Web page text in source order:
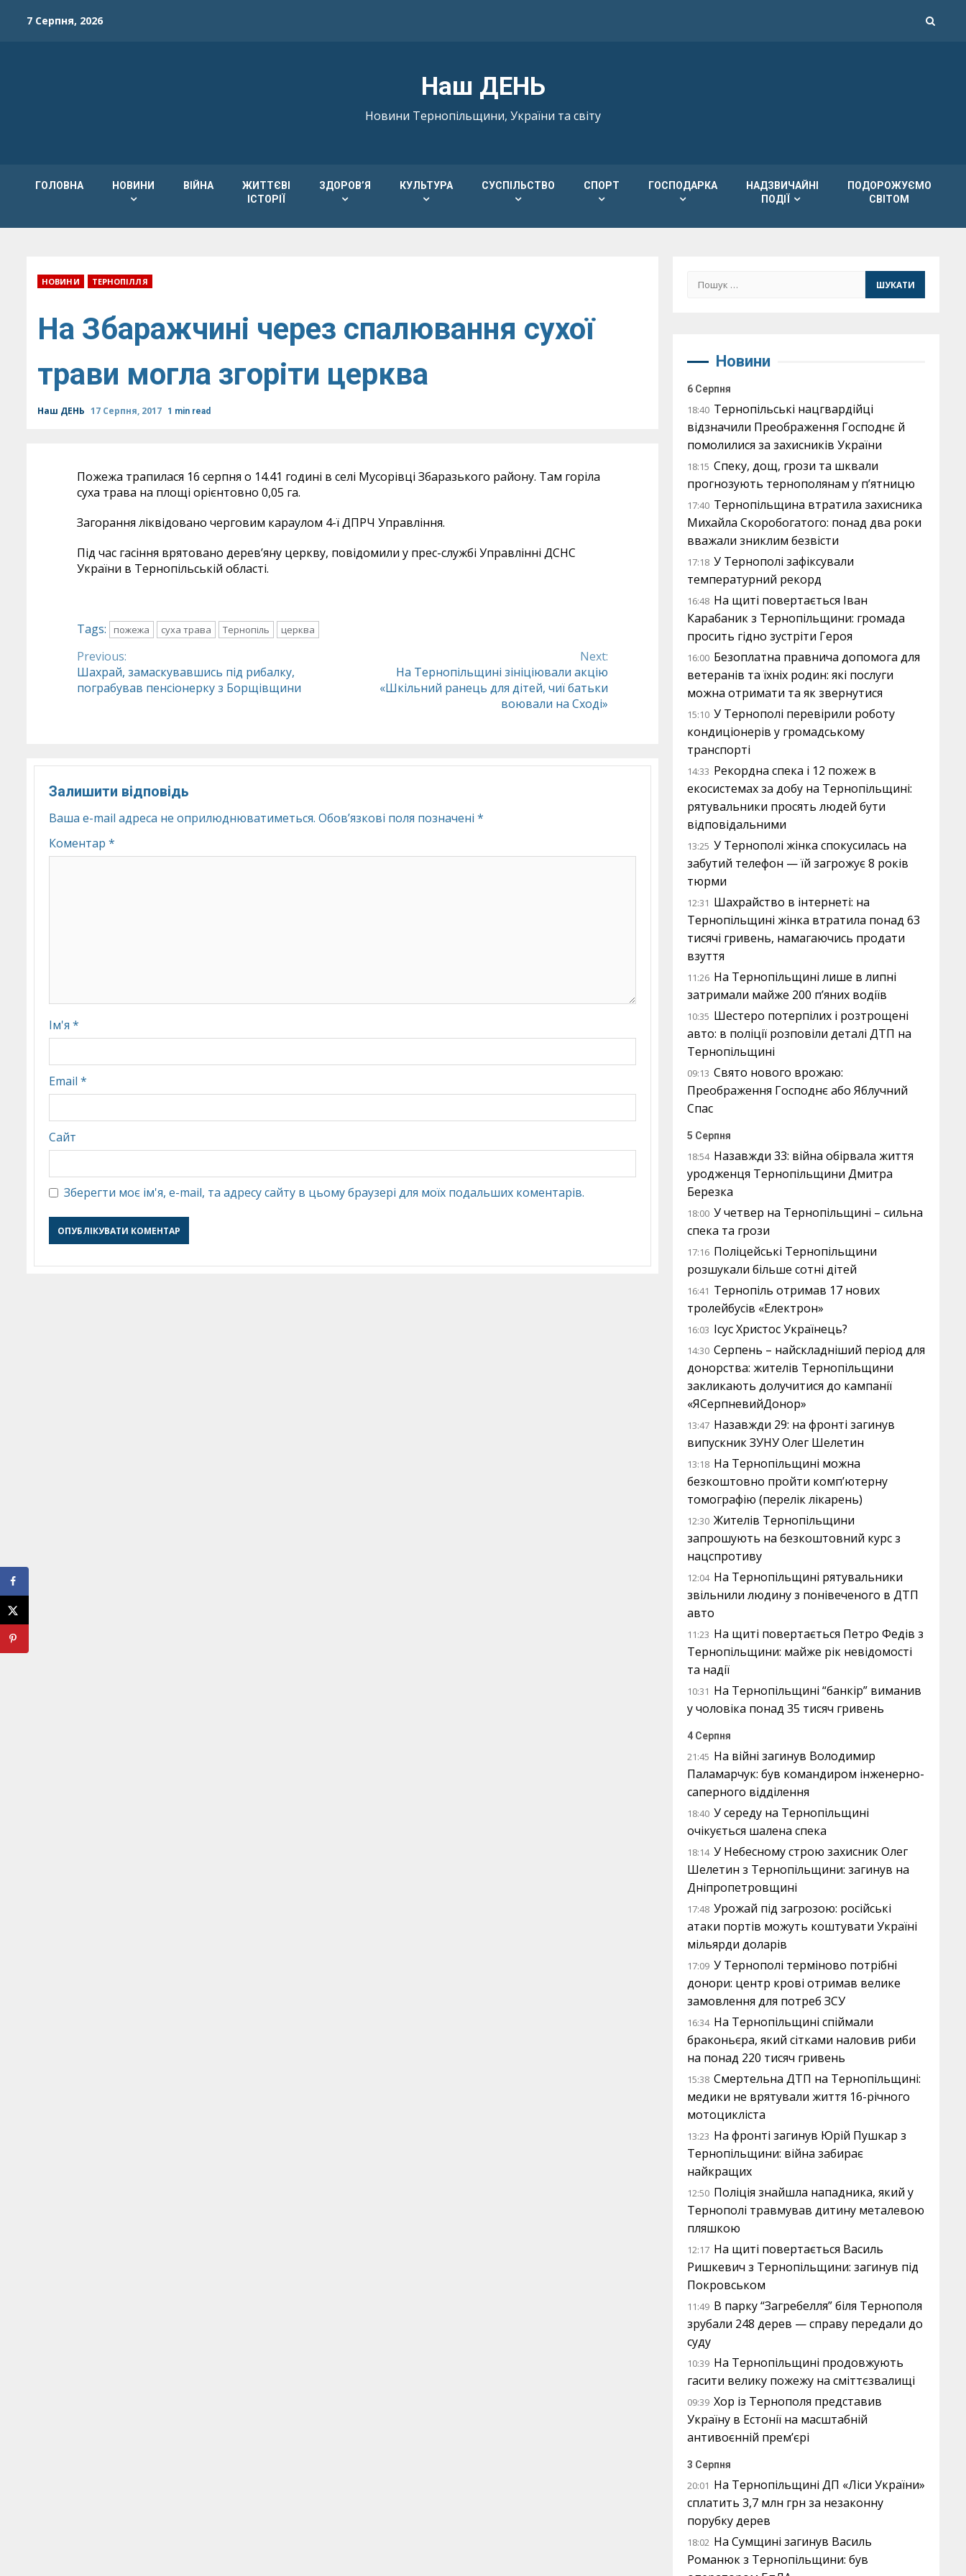
7 Серпня, 2026
Наш ДЕНЬ
Новини Тернопільщини, України та світу
ГОЛОВНА НОВИНИ ВІЙНА
ЖИТТЄВІ
ІСТОРІЇ
ЗДОРОВ’Я КУЛЬТУРА СУСПІЛЬСТВО СПОРТ ГОСПОДАРКА
НАДЗВИЧАЙНІ
ПОДІЇ
ПОДОРОЖУЄМО
СВІТОМ
НОВИНИ ТЕРНОПІЛЛЯ
На Збаражчині через спалювання сухої
трави могла згоріти церква
Наш ДЕНЬ 17 Серпня, 2017 1 min read
Пожежа трапилася 16 серпня о 14.41 годині в селі Мусорівці Збаразького району. Там горіла
суха трава на площі орієнтовно 0,05 га.
Загорання ліквідовано черговим караулом 4-ї ДПРЧ Управління.
Під час гасіння врятовано дерев’яну церкву, повідомили у прес-службі Управлінні ДСНС
України в Тернопільській області.
Tags: пожежа суха трава Тернопіль церква
Continue
Reading
Previous:
Шахрай, замаскувавшись під рибалку,
пограбував пенсіонерку з Борщівщини
Next:
На Тернопільщині зініціювали акцію
«Шкільний ранець для дітей, чиї батьки
воювали на Сході»
Залишити відповідь
Ваша e-mail адреса не оприлюднюватиметься. Обов’язкові поля позначені *
Коментар *
Ім'я *
Email *
Сайт
Зберегти моє ім'я, e-mail, та адресу сайту в цьому браузері для моїх подальших коментарів.
Пошук:
Новини
6 Серпня
18:40 Тернопільські нацгвардійці
відзначили Преображення Господнє й
помолилися за захисників України
18:15 Спеку, дощ, грози та шквали
прогнозують тернополянам у п’ятницю
17:40 Тернопільщина втратила захисника
Михайла Скоробогатого: понад два роки
вважали зниклим безвісти
17:18 У Тернополі зафіксували
температурний рекорд
16:48 На щиті повертається Іван
Карабаник з Тернопільщини: громада
просить гідно зустріти Героя
16:00 Безоплатна правнича допомога для
ветеранів та їхніх родин: які послуги
можна отримати та як звернутися
15:10 У Тернополі перевірили роботу
кондиціонерів у громадському
транспорті
14:33 Рекордна спека і 12 пожеж в
екосистемах за добу на Тернопільщині:
рятувальники просять людей бути
відповідальними
13:25 У Тернополі жінка спокусилась на
забутий телефон — їй загрожує 8 років
тюрми
12:31 Шахрайство в інтернеті: на
Тернопільщині жінка втратила понад 63
тисячі гривень, намагаючись продати
взуття
11:26 На Тернопільщині лише в липні
затримали майже 200 п’яних водіїв
10:35 Шестеро потерпілих і розтрощені
авто: в поліції розповіли деталі ДТП на
Тернопільщині
09:13 Свято нового врожаю:
Преображення Господнє або Яблучний
Спас
5 Серпня
18:54 Назавжди 33: війна обірвала життя
уродженця Тернопільщини Дмитра
Березка
18:00 У четвер на Тернопільщині – сильна
спека та грози
17:16 Поліцейські Тернопільщини
розшукали більше сотні дітей
16:41 Тернопіль отримав 17 нових
тролейбусів «Електрон»
16:03 Ісус Христос Українець?
14:30 Серпень – найскладніший період для
донорства: жителів Тернопільщини
закликають долучитися до кампанії
«ЯСерпневийДонор»
13:47 Назавжди 29: на фронті загинув
випускник ЗУНУ Олег Шелетин
13:18 На Тернопільщині можна
безкоштовно пройти комп’ютерну
томографію (перелік лікарень)
12:30 Жителів Тернопільщини
запрошують на безкоштовний курс з
нацспротиву
12:04 На Тернопільщині рятувальники
звільнили людину з понівеченого в ДТП
авто
11:23 На щиті повертається Петро Федів з
Тернопільщини: майже рік невідомості
та надії
10:31 На Тернопільщині “банкір” виманив
у чоловіка понад 35 тисяч гривень
4 Серпня
21:45 На війні загинув Володимир
Паламарчук: був командиром інженерно-
саперного відділення
18:40 У середу на Тернопільщині
очікується шалена спека
18:14 У Небесному строю захисник Олег
Шелетин з Тернопільщини: загинув на
Дніпропетровщині
17:48 Урожай під загрозою: російські
атаки портів можуть коштувати Україні
мільярди доларів
17:09 У Тернополі терміново потрібні
донори: центр крові отримав велике
замовлення для потреб ЗСУ
16:34 На Тернопільщині спіймали
браконьєра, який сітками наловив риби
на понад 220 тисяч гривень
15:38 Смертельна ДТП на Тернопільщині:
медики не врятували життя 16-річного
мотоцикліста
13:23 На фронті загинув Юрій Пушкар з
Тернопільщини: війна забирає
найкращих
12:50 Поліція знайшла нападника, який у
Тернополі травмував дитину металевою
пляшкою
12:17 На щиті повертається Василь
Ришкевич з Тернопільщини: загинув під
Покровськом
11:49 В парку “Загребелля” біля Тернополя
зрубали 248 дерев — справу передали до
суду
10:39 На Тернопільщині продовжують
гасити велику пожежу на сміттєзвалищі
09:39 Хор із Тернополя представив
Україну в Естонії на масштабній
антивоєнній прем’єрі
3 Серпня
20:01 На Тернопільщині ДП «Ліси України»
сплатить 3,7 млн грн за незаконну
порубку дерев
18:02 На Сумщині загинув Василь
Романюк з Тернопільщини: був